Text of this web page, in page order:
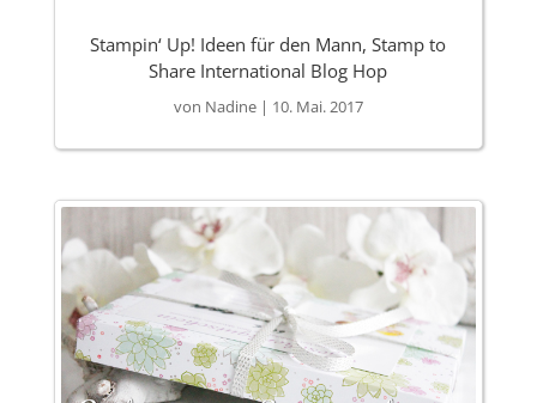
Stampin‘ Up! Ideen für den Mann, Stamp to
Share International Blog Hop
von Nadine| 10. Mai. 2017